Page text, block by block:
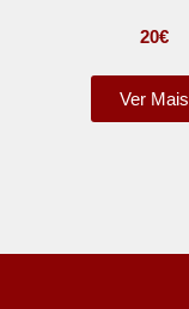
20€
Ver Mais